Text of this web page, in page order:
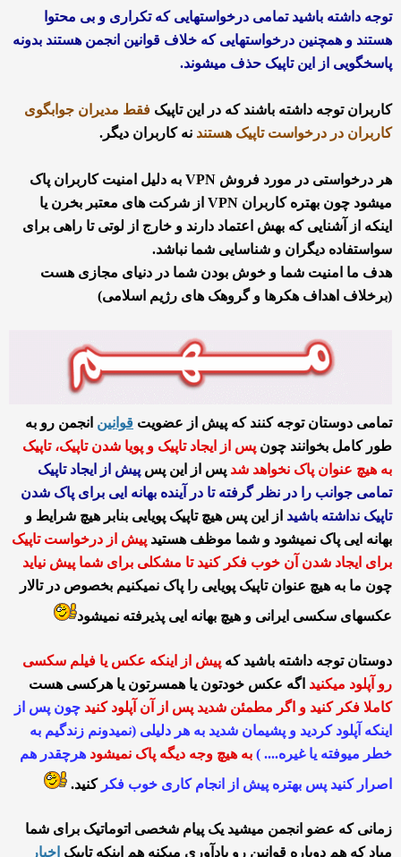
توجه داشته باشید تمامی درخواستهایی که تکراری و بی محتوا
هستند و همچنین درخواستهایی که خلاف قوانین انجمن هستند بدونه
پاسخگویی از این تاپیک حذف میشوند.
کاربران توجه داشته باشند که در این تاپیک فقط مدیران جوابگوی
کاربران در درخواست تاپیک هستند نه کاربران دیگر.
هر درخواستی در مورد فروش VPN به دلیل امنیت کاربران پاک
میشود چون بهتره کاربران VPN از شرکت های معتبر بخرن یا
اینکه از آشنایی که بهش اعتماد دارند و خارج از لوتی تا راهی برای
سواستفاده دیگران و شناسایی شما نباشد.
هدف ما امنیت شما و خوش بودن شما در دنیای مجازی هست
(برخلاف اهداف هکرها و گروهک های رژیم اسلامی)
تمامی دوستان توجه کنند که پیش از عضویت قوانین انجمن رو به
طور کامل بخوانند چون پس از ایجاد تاپیک و پویا شدن تاپیک، تاپیک
به هیچ عنوان پاک نخواهد شد پس از این پس پیش از ایجاد تاپیک
تمامی جوانب را در نظر گرفته تا در آینده بهانه ایی برای پاک شدن
تاپیک نداشته باشید از این پس هیچ تاپیک پویایی بنابر هیچ شرایط و
بهانه ایی پاک نمیشود و شما موظف هستید پیش از درخواست تاپیک
برای ایجاد شدن آن خوب فکر کنید تا مشکلی برای شما پیش نیاید
چون ما به هیچ عنوان تاپیک پویایی را پاک نمیکنیم بخصوص در تالار
عکسهای سکسی ایرانی و هیچ بهانه ایی پذیرفته نمیشود
دوستان توجه داشته باشید که پیش از اینکه عکس یا فیلم سکسی
رو آپلود میکنید اگه عکس خودتون یا همسرتون یا هرکسی هست
کاملا فکر کنید و اگر مطمئن شدید پس از آن آپلود کنید چون پس از
اینکه آپلود کردید و پشیمان شدید به هر دلیلی (نمیدونم زندگیم به
خطر میوفته یا غیره.... ) به هیچ وجه دیگه پاک نمیشود هرچقدر هم
اصرار کنید پس بهتره پیش از انجام کاری خوب فکر کنید.
زمانی که عضو انجمن میشید یک پیام شخصی اتوماتیک برای شما
میاد که هم دوباره قوانین رو یادآوری میکنه هم اینکه تاپیک اخبار